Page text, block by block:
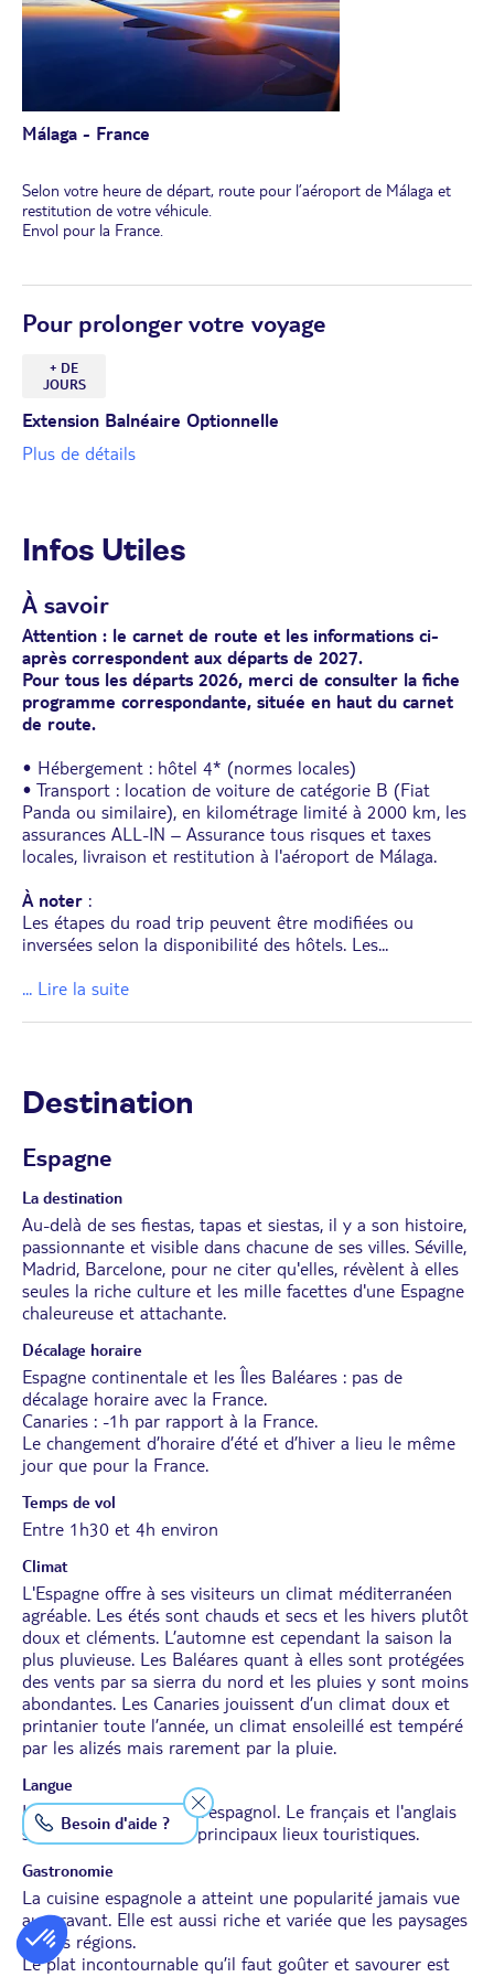
Málaga - France
Selon votre heure de départ, route pour l’aéroport de Málaga et
restitution de votre véhicule.
Envol pour la France.
Pour prolonger votre voyage
+ DE
JOURS
Extension Balnéaire Optionnelle
Plus de détails
Infos Utiles
À savoir
Attention : le carnet de route et les informations ci-
après correspondent aux départs de 2027.
Pour tous les départs 2026, merci de consulter la fiche
programme correspondante, située en haut du carnet
de route.
• Hébergement : hôtel 4* (normes locales)
• Transport : location de voiture de catégorie B (Fiat
Panda ou similaire), en kilométrage limité à 2000 km, les
assurances ALL-IN – Assurance tous risques et taxes
locales, livraison et restitution à l'aéroport de Málaga.
À noter :
Les étapes du road trip peuvent être modifiées ou
inversées selon la disponibilité des hôtels. Les...
... Lire la suite
Destination
Espagne
La destination
Au-delà de ses fiestas, tapas et siestas, il y a son histoire,
passionnante et visible dans chacune de ses villes. Séville,
Madrid, Barcelone, pour ne citer qu'elles, révèlent à elles
seules la riche culture et les mille facettes d'une Espagne
chaleureuse et attachante.
Décalage horaire
Espagne continentale et les Îles Baléares : pas de
décalage horaire avec la France.
Canaries : -1h par rapport à la France.
Le changement d’horaire d’été et d’hiver a lieu le même
jour que pour la France.
Temps de vol
Entre 1h30 et 4h environ
Climat
L'Espagne offre à ses visiteurs un climat méditerranéen
agréable. Les étés sont chauds et secs et les hivers plutôt
doux et cléments. L’automne est cependant la saison la
plus pluvieuse. Les Baléares quant à elles sont protégées
des vents par sa sierra du nord et les pluies y sont moins
abondantes. Les Canaries jouissent d’un climat doux et
printanier toute l’année, un climat ensoleillé est tempéré
par les alizés mais rarement par la pluie.
Langue
La langue officielle est l'espagnol. Le français et l'anglais
sont compris dans les principaux lieux touristiques.
Gastronomie
La cuisine espagnole a atteint une popularité jamais vue
auparavant. Elle est aussi riche et variée que les paysages
de ses régions.
Le plat incontournable qu’il faut goûter et savourer est
Besoin d'aide ?